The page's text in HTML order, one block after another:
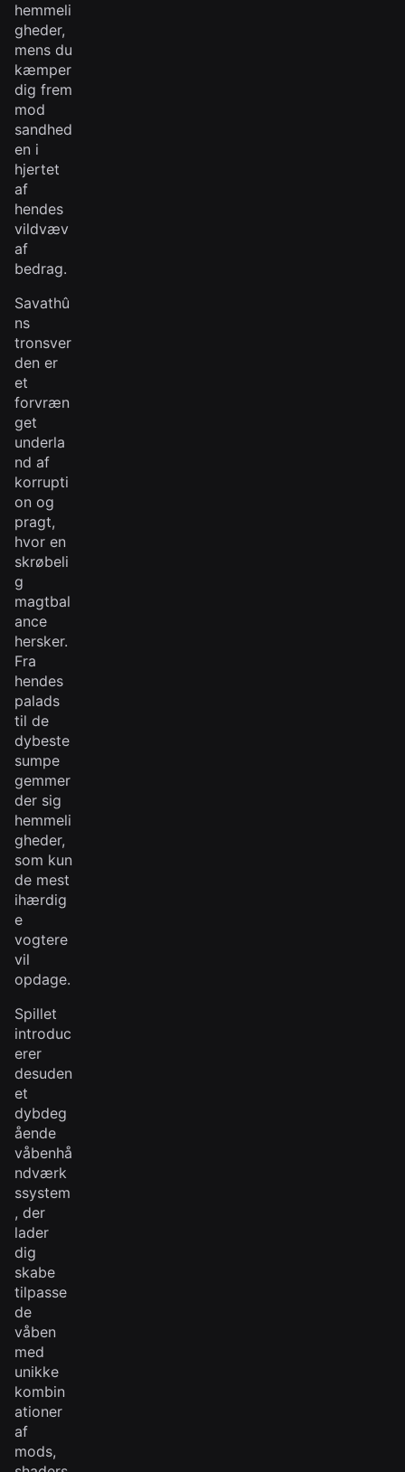
hemmeli
gheder,
mens du
kæmper
dig frem
mod
sandhed
en i
hjertet
af
hendes
vildvæv
af
bedrag.
Savathû
ns
tronsver
den er
et
forvræn
get
underla
nd af
korrupti
on og
pragt,
hvor en
skrøbeli
g
magtbal
ance
hersker.
Fra
hendes
palads
til de
dybeste
sumpe
gemmer
der sig
hemmeli
gheder,
som kun
de mest
ihærdig
e
vogtere
vil
opdage.
Spillet
introduc
erer
desuden
et
dybdeg
ående
våbenhå
ndværk
ssystem
, der
lader
dig
skabe
tilpasse
de
våben
med
unikke
kombin
ationer
af
mods,